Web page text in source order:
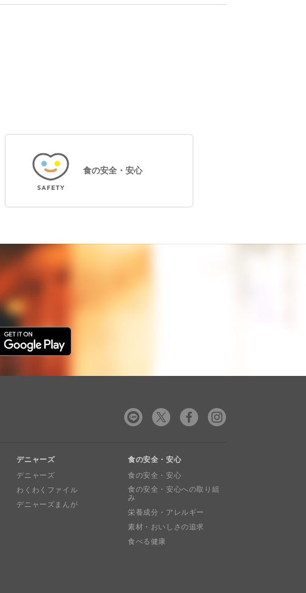
食の安全・安心
デニャーズ
デニャーズ
わくわくファイル
デニャーズまんが
食の安全・安心
食の安全・安心
食の安全・安心への取り組
み
栄養成分・アレルギー
素材・おいしさの追求
食べる健康